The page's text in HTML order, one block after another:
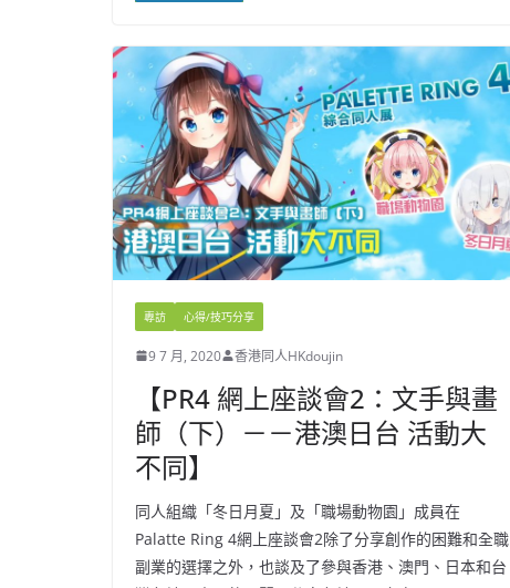
專訪 心得/技巧分享
9 7 月, 2020 香港同人HKdoujin
【PR4 網上座談會2：文手與畫
師（下）－－港澳日台 活動大
不同】
同人組織「冬日月夏」及「職場動物園」成員在
Palatte Ring 4網上座談會2除了分享創作的困難和全職
副業的選擇之外，也談及了參與香港、澳門、日本和台